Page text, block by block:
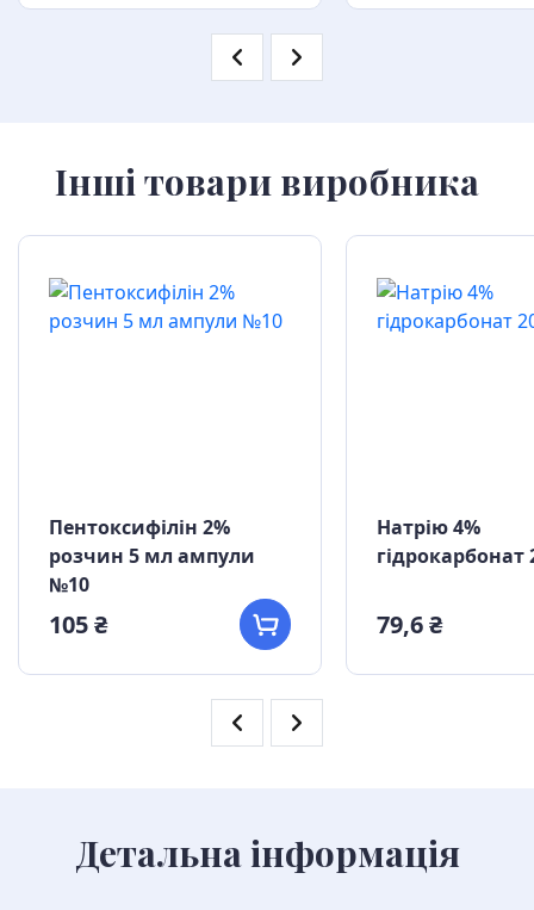
Інші товари виробника
Пентоксифілін 2%
розчин 5 мл ампули
№10
105 ₴
Натрію 4%
гідрокарбонат
79,6 ₴
Детальна інформація